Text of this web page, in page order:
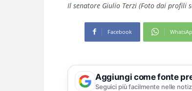
Il senatore Giulio Terzi (Foto dai profili
Facebook
Aggiungi come fonte
Seguici più facilmente nelle